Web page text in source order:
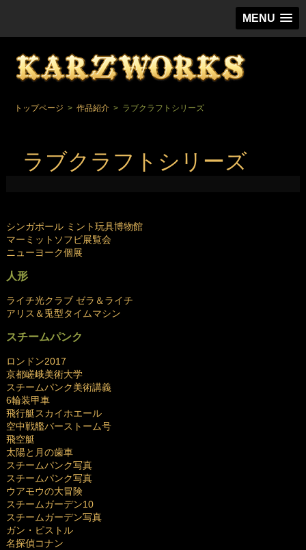
MENU
スチ
トップページ > 作品紹介 > ラブクラフトシリーズ
ラブクラフトシリーズ
シンガポール ミント玩具博物館
マーミットソフビ展覧会
ニューヨーク個展
人形
ライチ光クラブ ゼラ＆ライチ
アリス＆兎型タイムマシン
スチームパンク
ロンドン2017
京都嵯峨美術大学
スチームパンク美術講義
6輪装甲車
飛行艇スカイホエール
空中戦艦バーストーム号
飛空艇
太陽と月の歯車
スチームパンク写真
スチームパンク写真
ウアモウの大冒険
スチームガーデン10
スチームガーデン写真
ガン・ピストル
名探偵コナン